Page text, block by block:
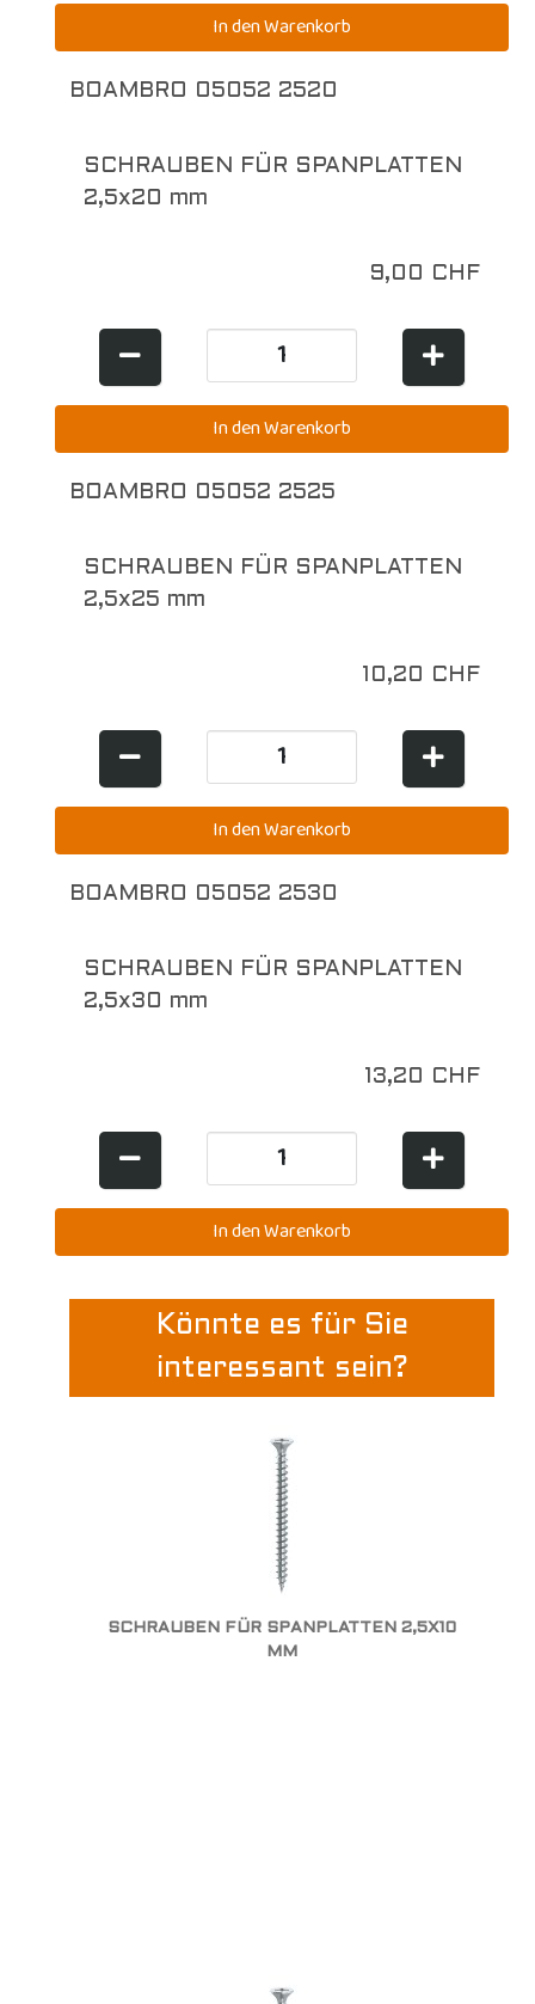
BOAMBRO 05052 2520
SCHRAUBEN FÜR SPANPLATTEN
2,5x20 mm
9,00 CHF
BOAMBRO 05052 2525
SCHRAUBEN FÜR SPANPLATTEN
2,5x25 mm
10,20 CHF
BOAMBRO 05052 2530
SCHRAUBEN FÜR SPANPLATTEN
2,5x30 mm
13,20 CHF
Könnte es für Sie
interessant sein?
SCHRAUBEN FÜR SPANPLATTEN 2,5X10
MM